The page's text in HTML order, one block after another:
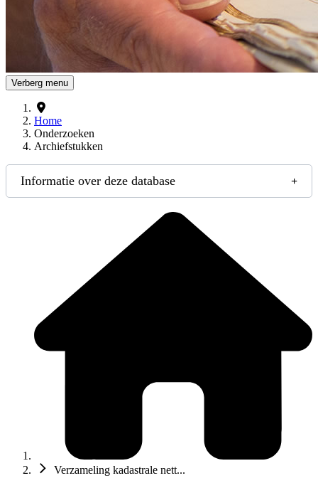
Verberg menu
Home
Onderzoeken
Archiefstukken
Informatie over deze database
Verzameling kadastrale nett...